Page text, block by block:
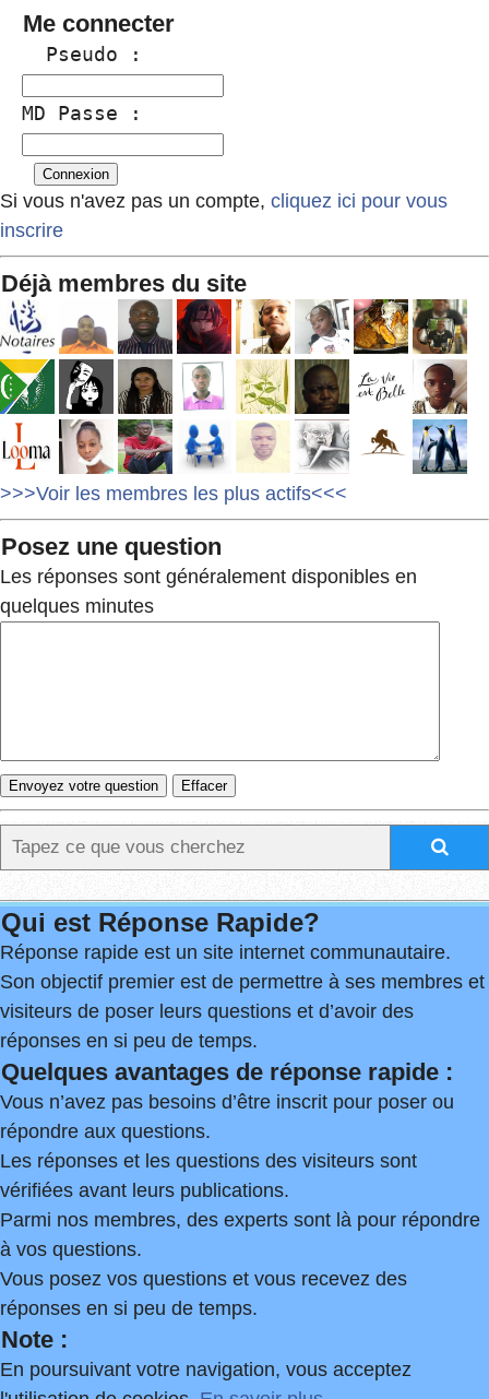
Me connecter
  Pseudo :
MD Passe :
Si vous n'avez pas un compte, cliquez ici pour vous
inscrire
Déjà membres du site
>>>Voir les membres les plus actifs<<<
Posez une question
Les réponses sont généralement disponibles en
quelques minutes
Qui est Réponse Rapide?
Réponse rapide est un site internet communautaire.
Son objectif premier est de permettre à ses membres et
visiteurs de poser leurs questions et d’avoir des
réponses en si peu de temps.
Quelques avantages de réponse rapide :
Vous n’avez pas besoins d’être inscrit pour poser ou
répondre aux questions.
Les réponses et les questions des visiteurs sont
vérifiées avant leurs publications.
Parmi nos membres, des experts sont là pour répondre
à vos questions.
Vous posez vos questions et vous recevez des
réponses en si peu de temps.
Note :
En poursuivant votre navigation, vous acceptez